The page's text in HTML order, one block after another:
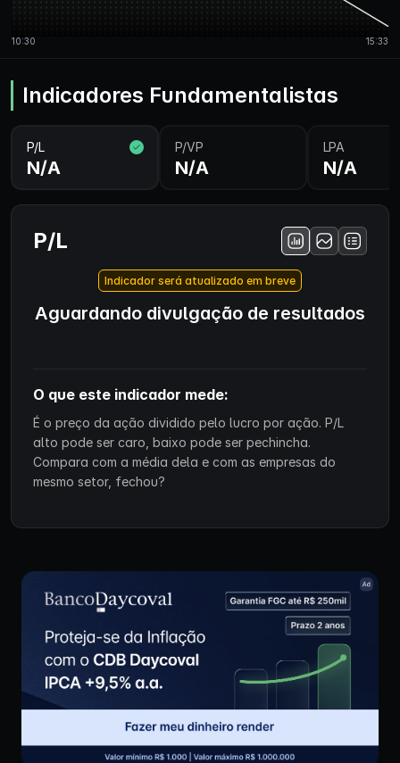
Indicadores Fundamentalistas
P/L
N/A
P/VP
N/A
LPA
N/A
P/L
Indicador será atualizado em breve
Aguardando divulgação de resultados
O que este indicador mede:
É o preço da ação dividido pelo lucro por ação. P/L
alto pode ser caro, baixo pode ser pechincha.
Compara com a média dela e com as empresas do
mesmo setor, fechou?